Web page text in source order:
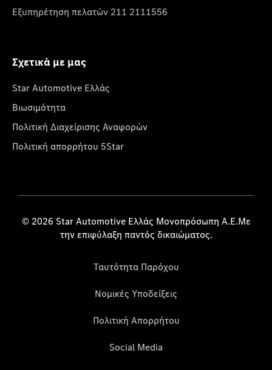
Εξυπηρέτηση πελατών 211 2111556
Σχετικά με μας
Star Automotive Ελλάς
Βιωσιμότητα
Πολιτική Διαχείρισης Αναφορών
Πολιτική απορρήτου 5Star
© 2026 Star Automotive Ελλάς Μονοπρόσωπη Α.Ε.Με
την επιφύλαξη παντός δικαιώματος.
Ταυτότητα Παρόχου
Νομικές Υποδείξεις
Πολιτική Απορρήτου
Social Media